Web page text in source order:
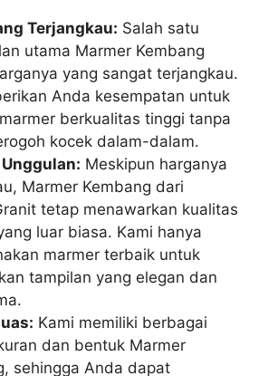
Terjangkau: Salah satu
utama Marmer Kembang
yang sangat terjangkau.
Anda kesempatan untuk
berkualitas tinggi tanpa
kocek dalam-dalam.
Meskipun harganya
Marmer Kembang dari
tetap menawarkan kualitas
luar biasa. Kami hanya
marmer terbaik untuk
tampilan yang elegan dan
Kami memiliki berbagai
dan bentuk Marmer
sehingga Anda dapat